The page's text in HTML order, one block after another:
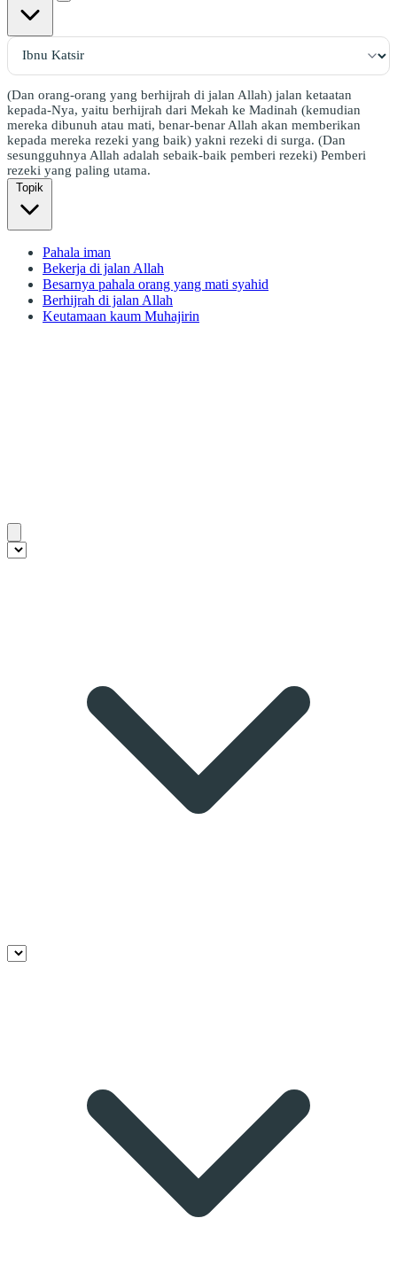
(Dan orang-orang yang berhijrah di jalan Allah) jalan ketaatan
kepada-Nya, yaitu berhijrah dari Mekah ke Madinah (kemudian
mereka dibunuh atau mati, benar-benar Allah akan memberikan
kepada mereka rezeki yang baik) yakni rezeki di surga. (Dan
sesungguhnya Allah adalah sebaik-baik pemberi rezeki) Pemberi
rezeki yang paling utama.
Topik
Pahala iman
Bekerja di jalan Allah
Besarnya pahala orang yang mati syahid
Berhijrah di jalan Allah
Keutamaan kaum Muhajirin